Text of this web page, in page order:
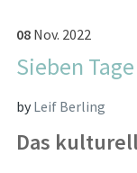
08 Nov. 2022
Sieben
byLeif Berling
Das